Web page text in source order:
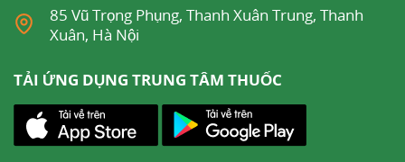
85 Vũ Trọng Phụng, Thanh Xuân Trung, Thanh
Xuân, Hà Nội
TẢI ỨNG DỤNG TRUNG TÂM THUỐC